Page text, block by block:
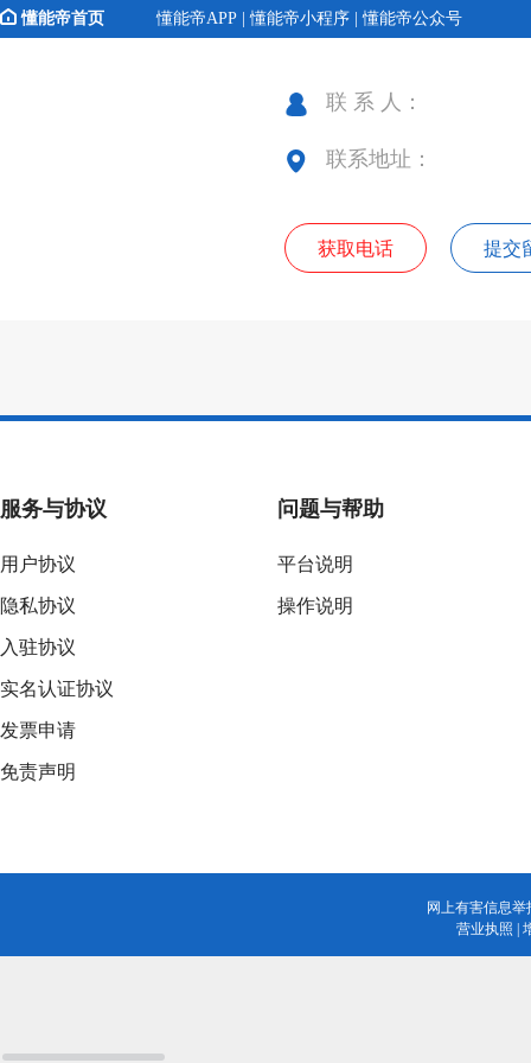
懂能帝首页 懂能帝APP | 懂能帝小程序 | 懂能帝公众号
联 系 人：
联系地址：
获取电话 提交
服务与协议
用户协议
隐私协议
入驻协议
实名认证协议
发票申请
免责声明
问题与帮助
平台说明
操作说明
网上有害信息
营业执照